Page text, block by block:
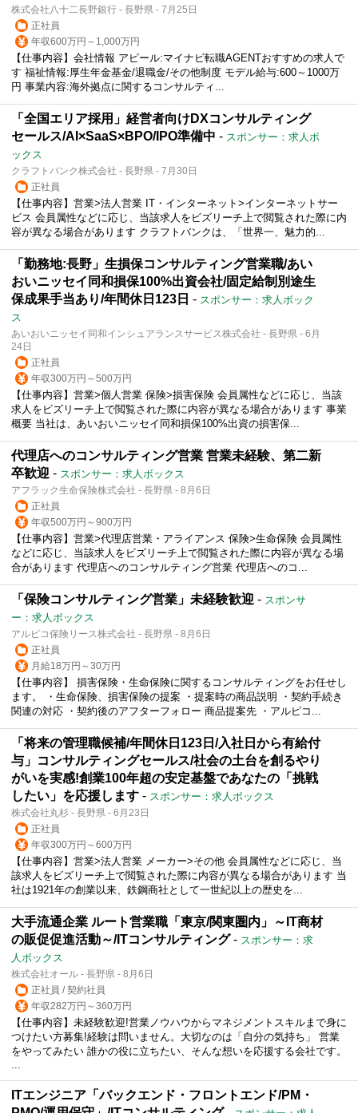
株式会社八十二長野銀行 - 長野県 - 7月25日
正社員
年収600万円～1,000万円
【仕事内容】会社情報 アピール:マイナビ転職AGENTおすすめの求人で
す 福祉情報:厚生年金基金/退職金/その他制度 モデル給与:600～1000万
円 事業内容:海外拠点に関するコンサルティ...
「全国エリア採用」経営者向けDXコンサルティング
セールス/AI×SaaS×BPO/IPO準備中 - スポンサー：求人ボ
ックス
クラフトバンク株式会社 - 長野県 - 7月30日
正社員
【仕事内容】営業>法人営業 IT・インターネット>インターネットサー
ビス 会員属性などに応じ、当該求人をビズリーチ上で閲覧された際に内
容が異なる場合があります クラフトバンクは、「世界一、魅力的...
「勤務地:長野」生損保コンサルティング営業職/あい
おいニッセイ同和損保100%出資会社/固定給制別途生
保成果手当あり/年間休日123日 - スポンサー：求人ボック
ス
あいおいニッセイ同和インシュアランスサービス株式会社 - 長野県 - 6月
24日
正社員
年収300万円～500万円
【仕事内容】営業>個人営業 保険>損害保険 会員属性などに応じ、当該
求人をビズリーチ上で閲覧された際に内容が異なる場合があります 事業
概要 当社は、あいおいニッセイ同和損保100%出資の損害保...
代理店へのコンサルティング営業 営業未経験、第二新
卒歓迎 - スポンサー：求人ボックス
アフラック生命保険株式会社 - 長野県 - 8月6日
正社員
年収500万円～900万円
【仕事内容】営業>代理店営業・アライアンス 保険>生命保険 会員属性
などに応じ、当該求人をビズリーチ上で閲覧された際に内容が異なる場
合があります 代理店へのコンサルティング営業 代理店へのコ...
「保険コンサルティング営業」未経験歓迎 - スポンサ
ー：求人ボックス
アルピコ保険リース株式会社 - 長野県 - 8月6日
正社員
月給18万円～30万円
【仕事内容】 損害保険・生命保険に関するコンサルティングをお任せし
ます。 ・生命保険、損害保険の提案 ・提案時の商品説明 ・契約手続き
関連の対応 ・契約後のアフターフォロー 商品提案先 ・アルピコ...
「将来の管理職候補/年間休日123日/入社日から有給付
与」コンサルティングセールス/社会の土台を創るやり
がいを実感!創業100年超の安定基盤であなたの「挑戦
したい」を応援します - スポンサー：求人ボックス
株式会社丸杉 - 長野県 - 6月23日
正社員
年収300万円～600万円
【仕事内容】営業>法人営業 メーカー>その他 会員属性などに応じ、当
該求人をビズリーチ上で閲覧された際に内容が異なる場合があります 当
社は1921年の創業以来、鉄鋼商社として一世紀以上の歴史を...
大手流通企業 ルート営業職「東京/関東圏内」～IT商材
の販促促進活動～/ITコンサルティング- スポンサー：求
人ボックス
株式会社オール - 長野県 - 8月6日
正社員 / 契約社員
年収282万円～360万円
【仕事内容】未経験歓迎!営業ノウハウからマネジメントスキルまで身に
つけたい方募集!経験は問いません。大切なのは「自分の気持ち」 営業
をやってみたい 誰かの役に立ちたい、そんな想いを応援する会社です。
ITエンジニア「バックエンド・フロントエンド/PM・